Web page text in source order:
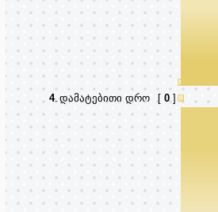
4.დამატებითი დრო [ 0]